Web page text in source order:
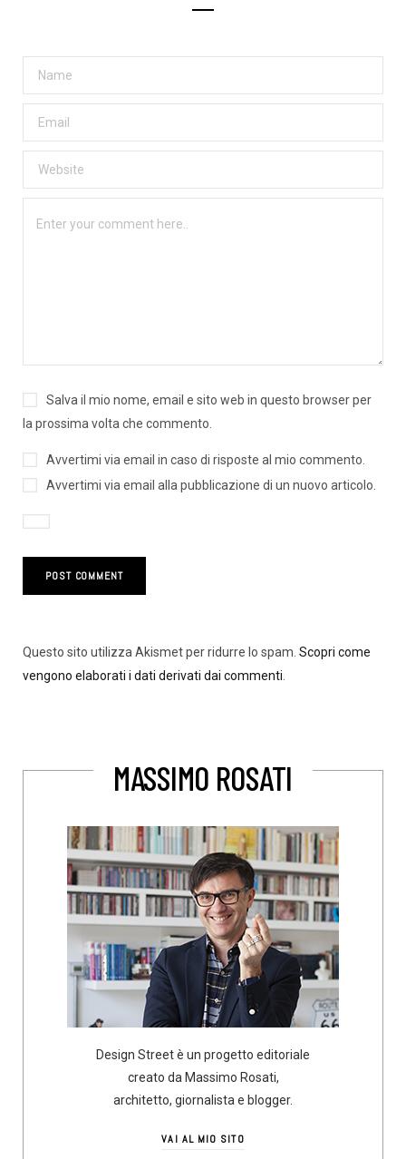
Salva il mio nome, email e sito web in questo browser per
la prossima volta che commento.
Avvertimi via email in caso di risposte al mio commento.
Avvertimi via email alla pubblicazione di un nuovo articolo.
Questo sito utilizza Akismet per ridurre lo spam. Scopri come
vengono elaborati i dati derivati dai commenti.
MASSIMO ROSATI
Design Street è un progetto editoriale
creato da Massimo Rosati,
architetto, giornalista e blogger.
VAI AL MIO SITO